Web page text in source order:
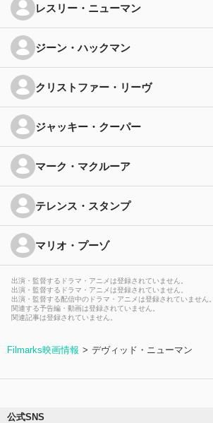
レスリー・ニューマン
ジーン・ハックマン
クリストファー・リーヴ
ジャッキー・クーパー
マーク・マクルーア
テレンス・スタンプ
マリオ・プーゾ
出演・監督するドラマ・アニメは登録されていません。
出演・監督するドラマ・アニメは登録されていません。
出演・監督する配信中のドラマ・アニメは登録されていません。
関連する予告編・動画は登録されていません。
関連記事は登録されていません。
Filmarks映画情報 デヴィッド・ニューマン
公式SNS